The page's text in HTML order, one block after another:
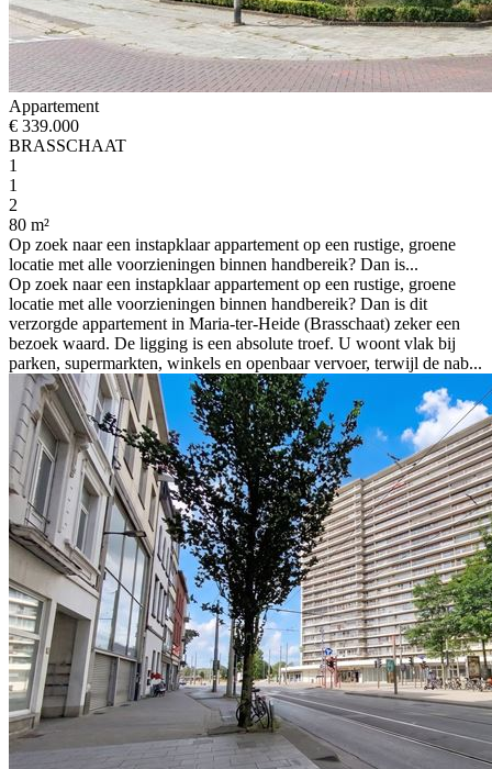
Appartement
€ 339.000
BRASSCHAAT
1
1
2
80 m²
Op zoek naar een instapklaar appartement op een rustige, groene
locatie met alle voorzieningen binnen handbereik? Dan is...
Op zoek naar een instapklaar appartement op een rustige, groene
locatie met alle voorzieningen binnen handbereik? Dan is dit
verzorgde appartement in Maria-ter-Heide (Brasschaat) zeker een
bezoek waard. De ligging is een absolute troef. U woont vlak bij
parken, supermarkten, winkels en openbaar vervoer, terwijl de nab...